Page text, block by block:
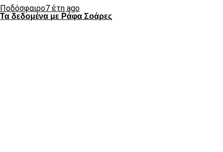
Ποδόσφαιρο7 έτη ago
Τα δεδομένα με Ράφα Σοάρες